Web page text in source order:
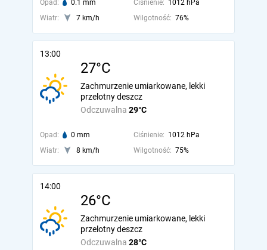
Opad: 0.1 mm Ciśnienie: 1012 hPa
Wiatr:
7 km/h Wilgotność: 76%
13:00
27°C
Odczuwalna 29°C
Zachmurzenie umiarkowane, lekki
przelotny deszcz
Opad: 0 mm Ciśnienie: 1012 hPa
Wiatr:
8 km/h Wilgotność: 75%
14:00
26°C
Odczuwalna 28°C
Zachmurzenie umiarkowane, lekki
przelotny deszcz